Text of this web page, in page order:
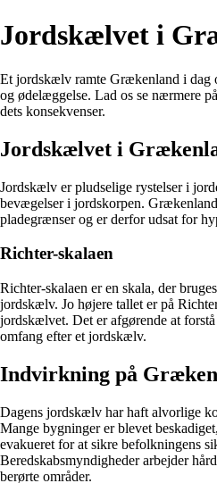
Jordskælvet i
Et jordskælv ramte Grækenland i dag
og ødelæggelse. Lad os se nærmere
dets konsekvenser.
Jordskælvet i
Jordskælv er pludselige rystelser i
bevægelser i jordskorpen.
pladegrænser og er derfor udsat for
Richter-skalaen
Richter-skalaen er en skala, der
jordskælv. Jo højere tallet er på
jordskælvet. Det er afgørende at
omfang efter et jordskælv.
Indvirkning på
Dagens jordskælv har haft alvorlige
Mange bygninger er blevet
evakueret for at sikre befolkningens
Beredskabsmyndigheder arbejder
berørte områder.